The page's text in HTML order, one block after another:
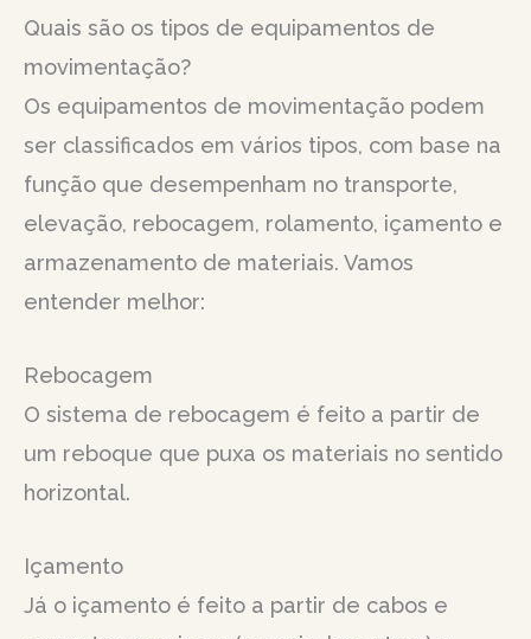
Quais são os tipos de equipamentos de
movimentação?
Os equipamentos de movimentação podem
ser classificados em vários tipos, com base na
função que desempenham no transporte,
elevação, rebocagem, rolamento, içamento e
armazenamento de materiais. Vamos
entender melhor:
Rebocagem
O sistema de rebocagem é feito a partir de
um reboque que puxa os materiais no sentido
horizontal.
Içamento
Já o içamento é feito a partir de cabos e